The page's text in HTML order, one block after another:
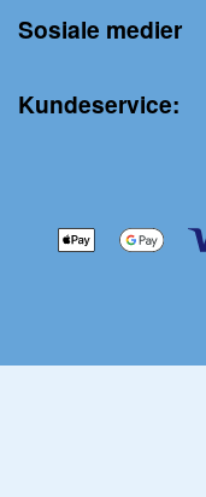
Sosiale medier
Kundeservice: